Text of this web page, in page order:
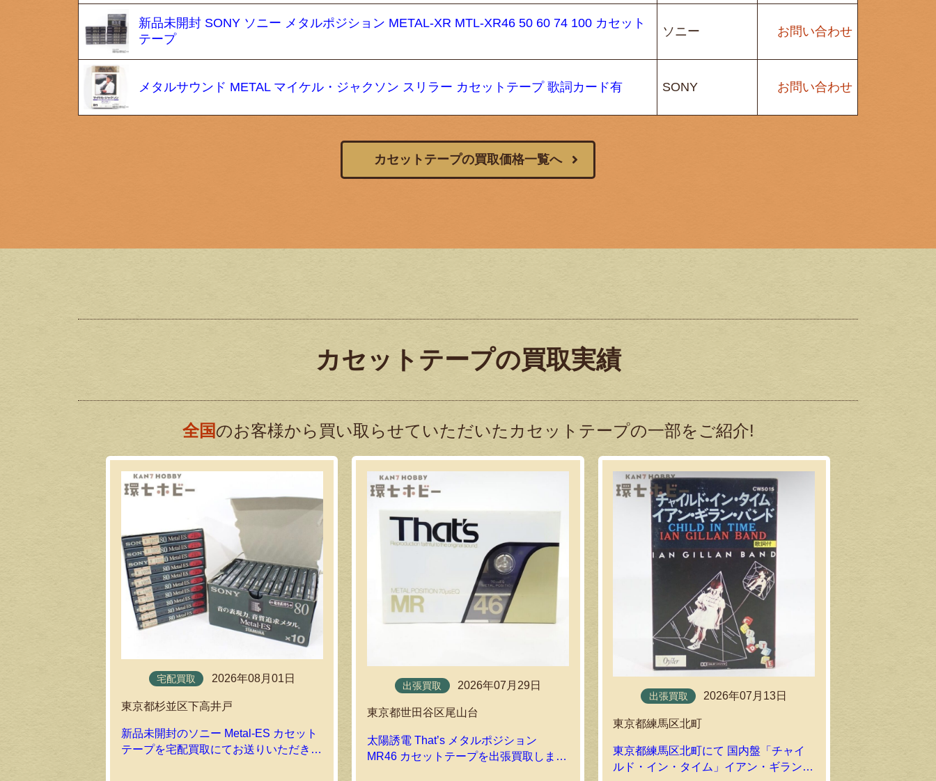
新品未開封 SONY ソニー メタルポジション METAL-XR MTL-XR46 50 60 74 100 カセット
テープ
ソニー お問い合わせ
メタルサウンド METAL マイケル・ジャクソン スリラー カセットテープ 歌詞カード有 SONY お問い合わせ
カセットテープの買取価格一覧へ
カセットテープの買取実績
全国のお客様から買い取らせていただいたカセットテープの一部をご紹介!
宅配買取 2026年08月01日
東京都杉並区下高井戸
新品未開封のソニー Metal-ES カセット
テープを宅配買取にてお送りいただきま
出張買取 2026年07月29日
東京都世田谷区尾山台
太陽誘電 That’s メタルポジション
MR46 カセットテープを出張買取しまし
出張買取 2026年07月13日
東京都練馬区北町
東京都練馬区北町にて 国内盤「チャイ
ルド・イン・タイム」イアン・ギラン・